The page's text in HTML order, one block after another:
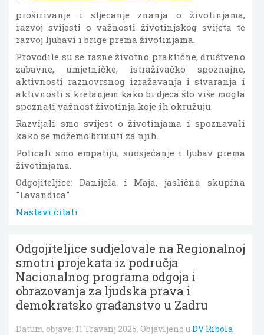
proširivanje i stjecanje znanja o životinjama,
razvoj svijesti o važnosti životinjskog svijeta te
razvoj ljubavi i brige prema životinjama.
Provodile su se razne životno praktične, društveno
zabavne, umjetničke, istraživačko spoznajne,
aktivnosti raznovrsnog izražavanja i stvaranja i
aktivnosti s kretanjem kako bi djeca što više mogla
spoznati važnost životinja koje ih okružuju.
Razvijali smo svijest o životinjama i spoznavali
kako se možemo brinuti za njih.
Poticali smo empatiju, suosjećanje i ljubav prema
životinjama.
Odgojiteljice: Danijela i Maja, jaslična skupina
"Lavandica"
Nastavi čitati
Odgojiteljice sudjelovale na Regionalnoj
smotri projekata iz područja
Nacionalnog programa odgoja i
obrazovanja za ljudska prava i
demokratsko građanstvo u Zadru
Datum objave: 11 Travanj 2025. Objavljeno uDV Ribola